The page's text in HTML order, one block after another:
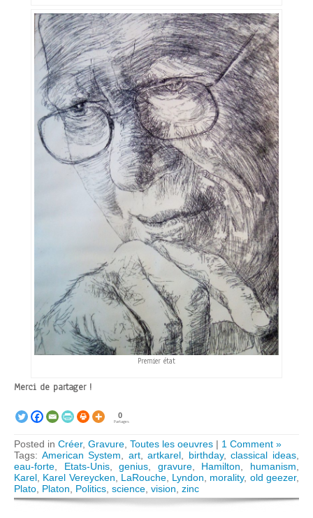
Premier état
Merci de partager !
0
Partages
Posted in Créer, Gravure Toutes les oeuvres | 1 Comment »
Tags: American System art,artkarel birthday,classical ideas
eau-forte
Etats-Unis,genius gravure, Hamilton humanism
Karel Karel Vereycken LaRouche, Lyndon morality, old geezer,
Plato Platon Politics science vision zinc